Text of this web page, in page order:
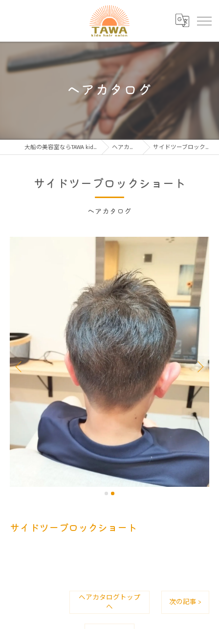
ヘアカタログ
大船の美容室ならTAWA kids hair salon ヘアカタログ サイドツーブロックショート
ヘアカタログ
サイドツーブロックショート
サイドツーブロックショート
ヘアカタログトップ
へ
次の記事 >